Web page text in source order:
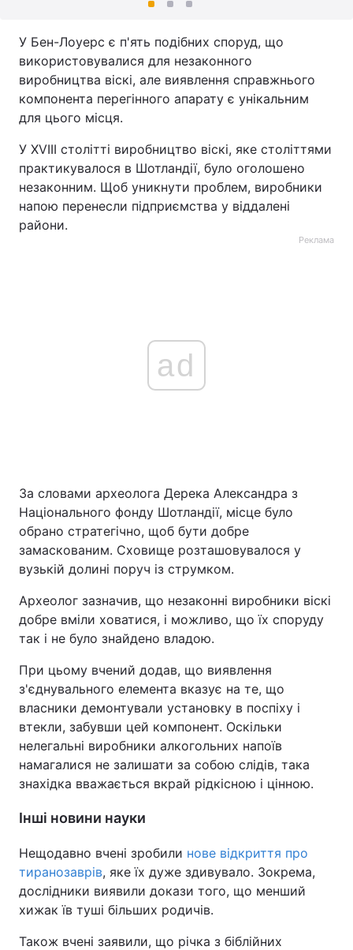
У Бен-Лоуерс є п'ять подібних споруд, що
використовувалися для незаконного
виробництва віскі, але виявлення справжнього
компонента перегінного апарату є унікальним
для цього місця.
У XVIII столітті виробництво віскі, яке століттями
практикувалося в Шотландії, було оголошено
незаконним. Щоб уникнути проблем, виробники
напою перенесли підприємства у віддалені
райони.
Реклама
ad
За словами археолога Дерека Александра з
Національного фонду Шотландії, місце було
обрано стратегічно, щоб бути добре
замаскованим. Сховище розташовувалося у
вузькій долині поруч із струмком.
Археолог зазначив, що незаконні виробники віскі
добре вміли ховатися, і можливо, що їх споруду
так і не було знайдено владою.
При цьому вчений додав, що виявлення
з'єднувального елемента вказує на те, що
власники демонтували установку в поспіху і
втекли, забувши цей компонент. Оскільки
нелегальні виробники алкогольних напоїв
намагалися не залишати за собою слідів, така
знахідка вважається вкрай рідкісною і цінною.
Інші новини науки
Нещодавно вчені зробили нове відкриття про
тиранозаврів, яке їх дуже здивувало. Зокрема,
дослідники виявили докази того, що менший
хижак їв туші більших родичів.
Також вчені заявили, що річка з біблійних